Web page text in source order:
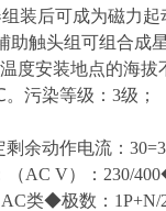
装后可成为磁力
触头组可组合成
度安装地点的海拔
污染等级：3级；
余动作电流：
AC V）：230/
类◆极数：1P+N/